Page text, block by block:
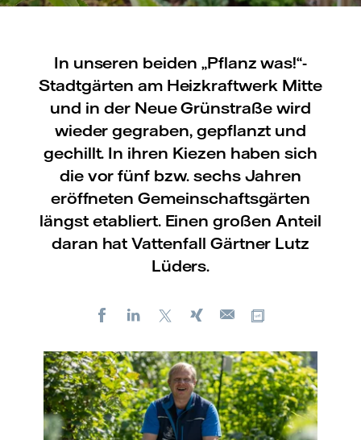
In unseren beiden „Pflanz was!“-
Stadtgärten am Heizkraftwerk Mitte
und in der Neue Grünstraße wird
wieder gegraben, gepflanzt und
gechillt. In ihren Kiezen haben sich
die vor fünf bzw. sechs Jahren
eröffneten Gemeinschaftsgärten
längst etabliert. Einen großen Anteil
daran hat Vattenfall Gärtner Lutz
Lüders.
FacebookLinkedIn Xing
E-